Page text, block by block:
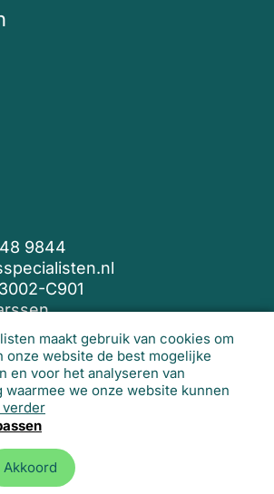
maakt gebruik van cookies om
onze website de best mogelijke
en voor het analyseren van
waarmee we onze website kunnen
verder
Akkoord
9844
C901
Alle rechten
Realisatie website: